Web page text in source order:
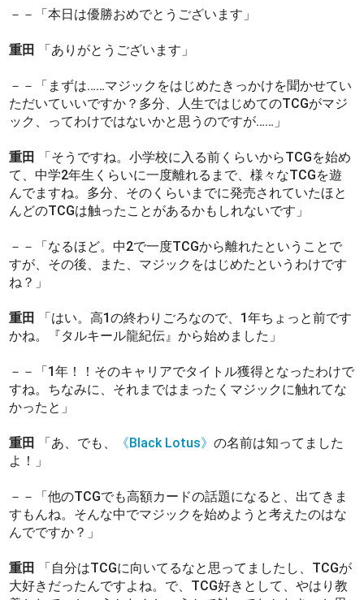
－－「本日は優勝おめでとうございます」
重田 「ありがとうございます」
－－「まずは……マジックをはじめたきっかけを聞かせてい
ただいていいですか？多分、人生ではじめてのTCGがマジ
ック、ってわけではないかと思うのですが……」
重田
「そうですね。小学校に入る前くらいからTCGを始め
て、中学2年生くらいに一度離れるまで、様々なTCGを遊
んでますね。多分、そのくらいまでに発売されていたほと
んどのTCGは触ったことがあるかもしれないです」
－－「なるほど。中2で一度TCGから離れたということで
すが、その後、また、マジックをはじめたというわけです
ね？」
重田
「はい。高1の終わりごろなので、1年ちょっと前です
かね。『タルキール龍紀伝』から始めました」
－－「1年！！そのキャリアでタイトル獲得となったわけで
すね。ちなみに、それまではまったくマジックに触れてな
かったと」
重田 「あ、でも、 《Black Lotus》の名前は知ってました
よ！」
－－「他のTCGでも高額カードの話題になると、出てきま
すもんね。そんな中でマジックを始めようと考えたのはな
んでですか？」
重田
「自分はTCGに向いてるなと思ってましたし、TCGが
大好きだったんですよね。で、TCG好きとして、やはり教